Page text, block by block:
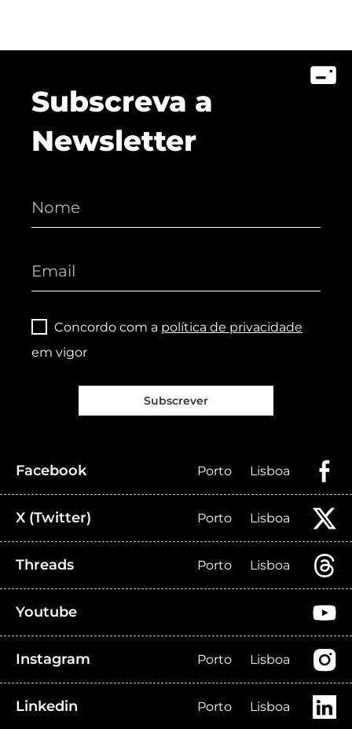
Subscreva a
Newsletter
Concordo com a política de privacidade
em vigor
Subscrever
Facebook Porto Lisboa
X (Twitter) Porto Lisboa
Threads Porto Lisboa
Youtube
Instagram Porto Lisboa
Linkedin Porto Lisboa